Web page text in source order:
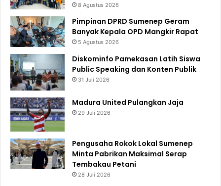
8 Agustus 2026
Pimpinan DPRD Sumenep Geram
Banyak Kepala OPD Mangkir Rapat
5 Agustus 2026
Diskominfo Pamekasan Latih Siswa
Public Speaking dan Konten Publik
31 Juli 2026
Madura United Pulangkan Jaja
29 Juli 2026
Pengusaha Rokok Lokal Sumenep
Minta Pabrikan Maksimal Serap
Tembakau Petani
28 Juli 2026